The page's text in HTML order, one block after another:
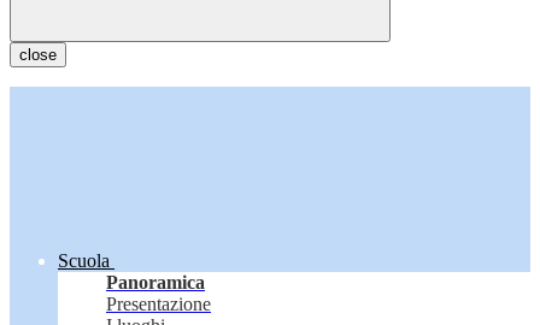
close
Scuola
Panoramica
Presentazione